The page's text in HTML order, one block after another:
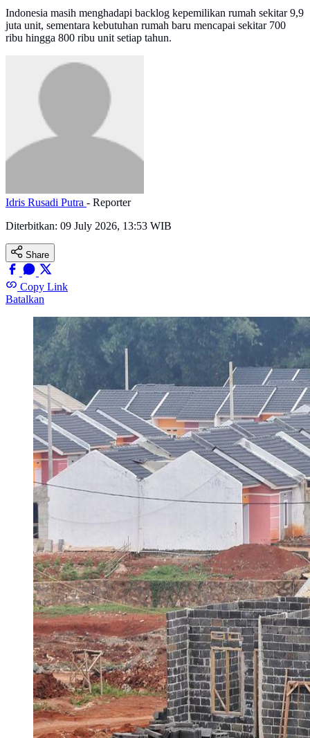
Indonesia masih menghadapi backlog kepemilikan rumah sekitar 9,9
juta unit, sementara kebutuhan rumah baru mencapai sekitar 700
ribu hingga 800 ribu unit setiap tahun.
Idris Rusadi Putra - Reporter
Diterbitkan: 09 July 2026, 13:53 WIB
Share
Copy Link
Batalkan